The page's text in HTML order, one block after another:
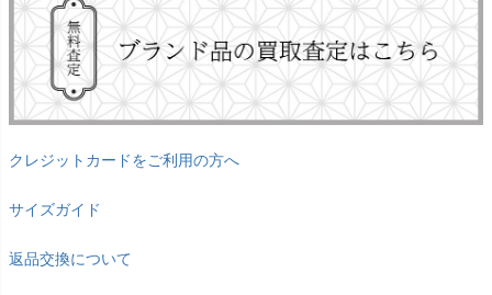
クレジットカードをご利用の方へ
サイズガイド
返品交換について